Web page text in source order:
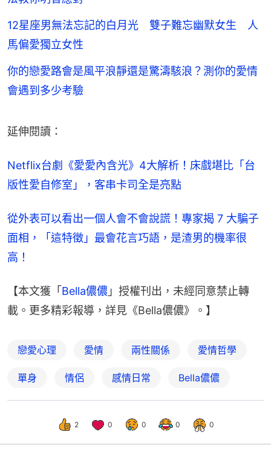
12星座男無法忘記的白月光 雙子難忘幽默女生 人
馬偏愛獨立女性
你的戀愛路會是風平浪靜還是驚濤駭浪？測你的愛情
會遇到多少考驗
延伸閱讀：
Netflix台劇《愛愛內含光》4大解析！床戲堪比「台
版性愛自修室」，客串卡司全是亮點
從外表可以看出一個人會不會說謊！專家揭 7 大騙子
面相，「這特徵」最會花言巧語，是渣男的機率很
高！
【本文獲「Bella儂儂 」授權刊出，未經同意禁止轉
載。更多精彩報導，詳見《Bella儂儂》。】
戀愛心理 愛情 兩性關係 愛情哲學
單身 情侶 感情日常 Bella儂儂
2 0 0 0 0